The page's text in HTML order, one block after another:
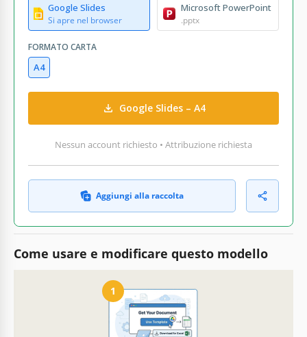
Google Slides
Si apre nel browser
Microsoft PowerPoint
.pptx
FORMATO CARTA
A4
Google Slides – A4
Nessun account richiesto • Attribuzione richiesta
Aggiungi alla raccolta
Come usare e modificare questo modello
1